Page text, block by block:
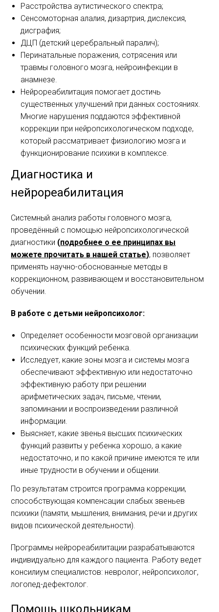
Расстройства аутистического спектра;
Сенсомоторная алалия, дизартрия, дислексия,
дисграфия;
ДЦП (детский церебральный паралич);
Перинатальные поражения, сотрясения или
травмы головного мозга, нейроинфекции в
анамнезе.
Нейрореабилитация помогает достичь
существенных улучшений при данных состояниях.
Многие нарушения поддаются эффективной
коррекции при нейропсихологическом подходе,
который рассматривает физиологию мозга и
функционирование психики в комплексе.
Диагностика и
нейрореабилитация
Системный анализ работы головного мозга,
проведённый с помощью нейропсихологической
диагностики (подробнее о ее принципах вы
можете прочитать в нашей статье), позволяет
применять научно-обоснованные методы в
коррекционном, развивающем и восстановительном
обучении.
В работе с детьми нейропсихолог:
Определяет особенности мозговой организации
психических функций ребенка.
Исследует, какие зоны мозга и системы мозга
обеспечивают эффективную или недостаточно
эффективную работу при решении
арифметических задач, письме, чтении,
запоминании и воспроизведении различной
информации.
Выясняет, какие звенья высших психических
функций развиты у ребенка хорошо, а какие
недостаточно, и по какой причине имеются те или
иные трудности в обучении и общении.
По результатам строится программа коррекции,
способствующая компенсации слабых звеньев
психики (памяти, мышления, внимания, речи и других
видов психической деятельности).
Программы нейрореабилитации разрабатываются
индивидуально для каждого пациента. Работу ведет
консилиум специалистов: невролог, нейропсихолог,
логопед-дефектолог.
Помощь школьникам